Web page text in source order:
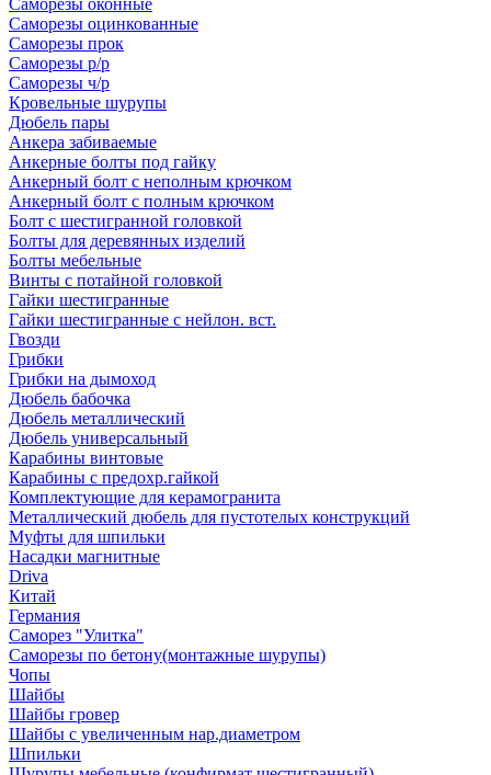
Саморезы оконные
Саморезы оцинкованные
Саморезы прок
Саморезы р/р
Саморезы ч/р
Кровельные шурупы
Дюбель пары
Анкера забиваемые
Анкерные болты под гайку
Анкерный болт с неполным крючком
Анкерный болт с полным крючком
Болт с шестигранной головкой
Болты для деревянных изделий
Болты мебельные
Винты с потайной головкой
Гайки шестигранные
Гайки шестигранные с нейлон. вст.
Гвозди
Грибки
Грибки на дымоход
Дюбель бабочка
Дюбель металлический
Дюбель универсальный
Карабины винтовые
Карабины с предохр.гайкой
Комплектующие для керамогранита
Металлический дюбель для пустотелых конструкций
Муфты для шпильки
Насадки магнитные
Driva
Китай
Германия
Саморез "Улитка"
Саморезы по бетону(монтажные шурупы)
Чопы
Шайбы
Шайбы гровер
Шайбы с увеличенным нар.диаметром
Шпильки